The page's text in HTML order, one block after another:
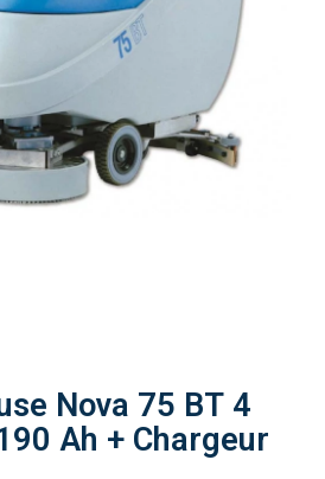
Nova 75 BT 4
Ah + Chargeur